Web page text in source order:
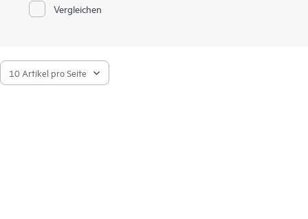
Vergleichen